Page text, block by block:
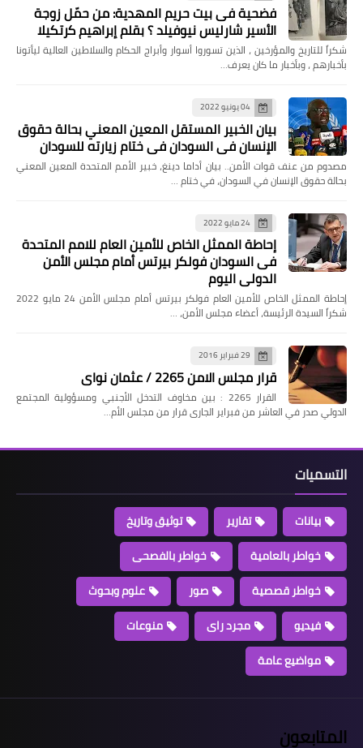
فضحية فى بيت حريم المهدية: من حمّل زوجة
الأسير شارليس نيوفيلد ؟ بقلم إبراهيم كرتكيلا
شكراً للتاريخ والمؤرخين ، الذين تسوروا أسوار وأبراج الحكام والسلاطين العالية ليأتونا
بأخبارهم ، وبأخبار ما كان يعرف…
04 يونيو 2022
بيان الخبير المستقل المعين المعني بحالة حقوق
الإنسان في السودان في ختام زيارته للسودان
مصدوم من عنف قوات الأمن.. بيان أداما دينغ، خبير الأمم المتحدة المعين المعني
بحالة حقوق الإنسان في السودان، في ختام …
24 مايو 2022
إحاطة الممثل الخاص للأمين العام للامم المتحدة
فى السودان فولكر بيرتس أمام مجلس الأمن
الدولي اليوم
إحاطة الممثل الخاص للأمين العام فولكر بيرتس أمام مجلس الأمن 24 مايو 2022
شكراً السيدة الرئيسة، أعضاء مجلس الأمن، …
29 فبراير 2016
قرار مجلس الامن 2265 / عثمان نواى
القرار 2265 : بين مخاوف التدخل الأجنبي ومسؤولية المجتمع
الدولي صدر في العاشر من فبراير الجارى قرار من مجلس الأم…
التسميات
بيانات تقارير
توثيق وتاريخ
خواطر بالعامية
خواطر بالفصحى
خواطر قصصية
صور
علوم وبحوث
فيديو
مجرد راى
منوعات
مواضيع عامة
المتابعون